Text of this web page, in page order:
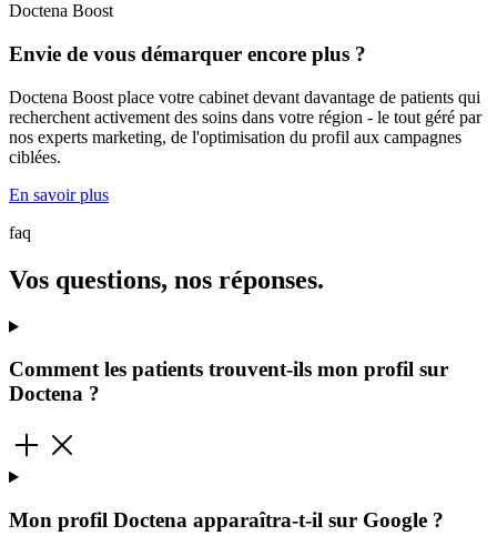
Doctena Boost
Envie de vous démarquer encore plus ?
Doctena Boost place votre cabinet devant davantage de patients qui
recherchent activement des soins dans votre région - le tout géré par
nos experts marketing, de l'optimisation du profil aux campagnes
ciblées.
En savoir plus
faq
Vos questions, nos réponses.
Comment les patients trouvent-ils mon profil sur
Doctena ?
Mon profil Doctena apparaîtra-t-il sur Google ?